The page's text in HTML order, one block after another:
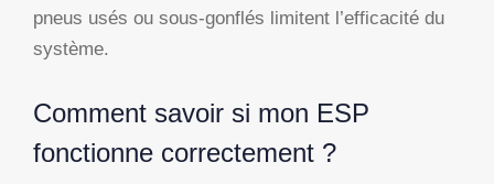
pneus usés ou sous-gonflés limitent l’efficacité du
système.
Comment savoir si mon ESP
fonctionne correctement ?